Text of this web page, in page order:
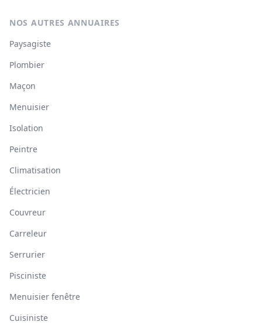
NOS AUTRES ANNUAIRES
Paysagiste
Plombier
Maçon
Menuisier
Isolation
Peintre
Climatisation
Électricien
Couvreur
Carreleur
Serrurier
Pisciniste
Menuisier fenêtre
Cuisiniste